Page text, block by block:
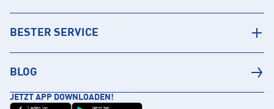
BESTER SERVICE
BLOG
JETZT APP DOWNLOADEN!